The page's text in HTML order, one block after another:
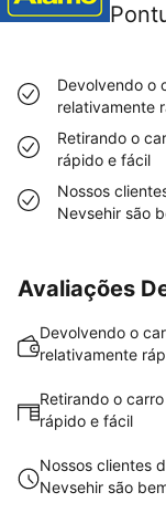
Devolvendo o
relativamente
Retirando o
rápido e fácil
Nossos
Nevsehir são
Avaliações
Devolvendo o
relativamente
Retirando o
rápido e fácil
Nossos clientes
Nevsehir são